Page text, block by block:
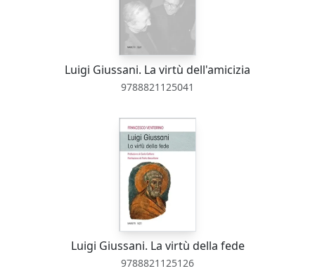
Luigi Giussani. La virtù dell'amicizia
9788821125041
Luigi Giussani. La virtù della fede
9788821125126